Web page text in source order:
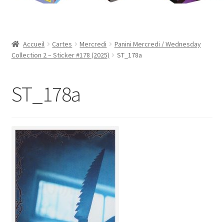
Mon compte
Panier
Accueil Cartes Mercredi
Panini Mercredi / Wednesday
Collection 2 – Sticker #178 (2025)
ST_178a
ST_178a